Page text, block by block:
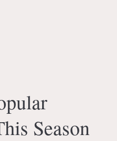
Season